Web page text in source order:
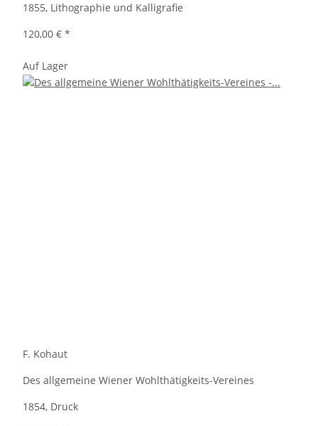
1855, Lithographie und Kalligrafie
120,00 € *
Auf Lager
F. Kohaut
Des allgemeine Wiener Wohlthätigkeits-Vereines
1854, Druck